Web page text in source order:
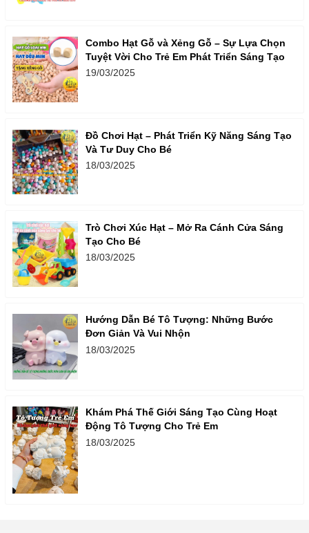
Combo Hạt Gỗ và Xẻng Gỗ – Sự Lựa Chọn
Tuyệt Vời Cho Trẻ Em Phát Triển Sáng Tạo
19/03/2025
Đồ Chơi Hạt – Phát Triển Kỹ Năng Sáng Tạo
Và Tư Duy Cho Bé
18/03/2025
Trò Chơi Xúc Hạt – Mở Ra Cánh Cửa Sáng
Tạo Cho Bé
18/03/2025
Hướng Dẫn Bé Tô Tượng: Những Bước
Đơn Giản Và Vui Nhộn
18/03/2025
Khám Phá Thế Giới Sáng Tạo Cùng Hoạt
Động Tô Tượng Cho Trẻ Em
18/03/2025